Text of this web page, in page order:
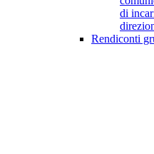
di
Rendiconti